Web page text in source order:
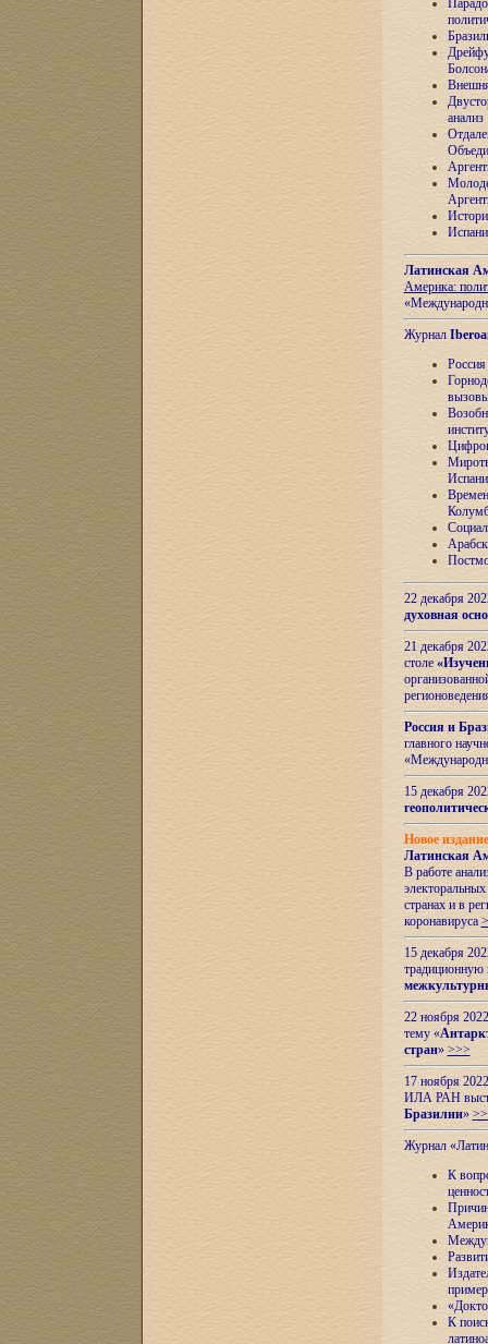
анализ
Латинская
Америка:
Журнал
22 декабря
духовная
21 декабря
столе
Россия и
главного
15 декабря
Новое
Латинская
В работе
странах и в
коронавируса
15 декабря
22 ноября
тему «
стран» >>>
17 ноября
ИЛА РАН
Бразилии»
Журнал
К
К